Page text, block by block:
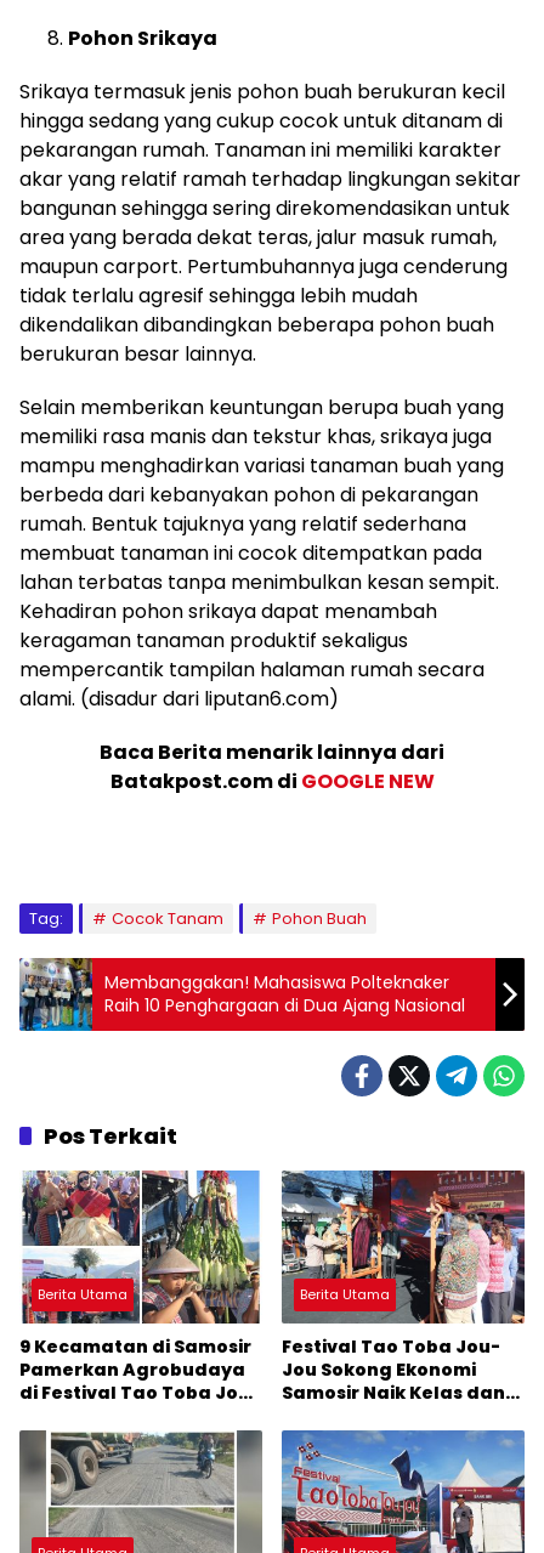
Pohon Srikaya
Srikaya termasuk jenis pohon buah berukuran kecil
hingga sedang yang cukup cocok untuk ditanam di
pekarangan rumah. Tanaman ini memiliki karakter
akar yang relatif ramah terhadap lingkungan sekitar
bangunan sehingga sering direkomendasikan untuk
area yang berada dekat teras, jalur masuk rumah,
maupun carport. Pertumbuhannya juga cenderung
tidak terlalu agresif sehingga lebih mudah
dikendalikan dibandingkan beberapa pohon buah
berukuran besar lainnya.
Selain memberikan keuntungan berupa buah yang
memiliki rasa manis dan tekstur khas, srikaya juga
mampu menghadirkan variasi tanaman buah yang
berbeda dari kebanyakan pohon di pekarangan
rumah. Bentuk tajuknya yang relatif sederhana
membuat tanaman ini cocok ditempatkan pada
lahan terbatas tanpa menimbulkan kesan sempit.
Kehadiran pohon srikaya dapat menambah
keragaman tanaman produktif sekaligus
mempercantik tampilan halaman rumah secara
alami. (disadur dari liputan6.com)
Baca Berita menarik lainnya dari
Batakpost.com di GOOGLE NEW
Tag: Cocok Tanam Pohon Buah
Membanggakan! Mahasiswa Polteknaker
Raih 10 Penghargaan di Dua Ajang Nasional
Pos Terkait
Berita Utama
9 Kecamatan di Samosir
Pamerkan Agrobudaya
di Festival Tao Toba Jou-
Produk Lokal agar
Terkenal
Berita Utama
Festival Tao Toba Jou-
Jou Sokong Ekonomi
Samosir Naik Kelas dan
Sumber Pertumbuhan
Ekonomi Baru